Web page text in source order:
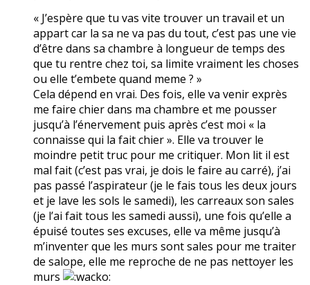
« J’espère que tu vas vite trouver un travail et un
appart car la sa ne va pas du tout, c’est pas une vie
d’être dans sa chambre à longueur de temps des
que tu rentre chez toi, sa limite vraiment les choses
ou elle t’embete quand meme ? »
Cela dépend en vrai. Des fois, elle va venir exprès
me faire chier dans ma chambre et me pousser
jusqu’à l’énervement puis après c’est moi « la
connaisse qui la fait chier ». Elle va trouver le
moindre petit truc pour me critiquer. Mon lit il est
mal fait (c’est pas vrai, je dois le faire au carré), j’ai
pas passé l’aspirateur (je le fais tous les deux jours
et je lave les sols le samedi), les carreaux son sales
(je l’ai fait tous les samedi aussi), une fois qu’elle a
épuisé toutes ses excuses, elle va même jusqu’à
m’inventer que les murs sont sales pour me traiter
de salope, elle me reproche de ne pas nettoyer les
murs